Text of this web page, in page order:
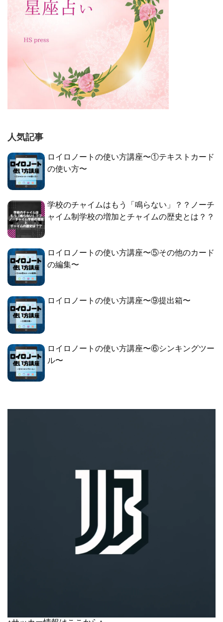
人気記事
ロイロノートの使い方講座〜①テキストカード
の使い方〜
学校のチャイムはもう「鳴らない」？？ノーチ
ャイム制学校の増加とチャイムの歴史とは？？
ロイロノートの使い方講座〜⑤その他のカード
の編集〜
ロイロノートの使い方講座〜⑨提出箱〜
ロイロノートの使い方講座〜⑥シンキングツー
ル〜